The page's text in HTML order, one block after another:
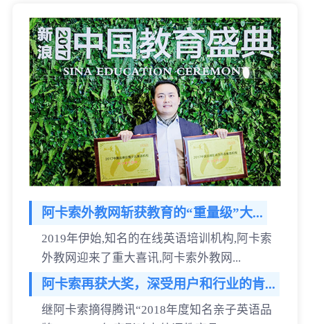
阿卡索外教网斩获教育的“重量级”大...
2019年伊始,知名的在线英语培训机构,阿卡索
外教网迎来了重大喜讯,阿卡索外教网...
阿卡索再获大奖，深受用户和行业的肯...
继阿卡索摘得腾讯“2018年度知名亲子英语品